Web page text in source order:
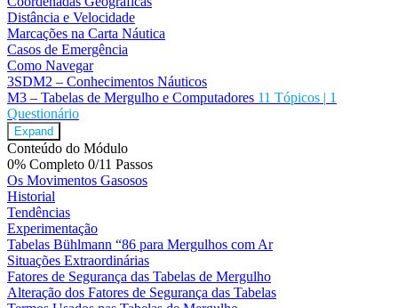
Distância e Velocidade
Marcações na Carta Náutica
Casos de Emergência
Como Navegar
3SDM2 – Conhecimentos Náuticos
M3 – Tabelas de Mergulho e Computadores 11 Tópicos | 1
Questionário
Expand
Conteúdo do Módulo
0% Completo 0/11 Passos
Os Movimentos Gasosos
Historial
Tendências
Experimentação
Tabelas Bühlmann “86 para Mergulhos com Ar
Situações Extraordinárias
Fatores de Segurança das Tabelas de Mergulho
Alteração dos Fatores de Segurança das Tabelas